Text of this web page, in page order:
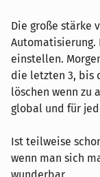
Die große stärke
Automatisierung.
einstellen.
die letzten 3, bis
löschen wenn zu
global und für
Ist teilweise
wenn man sich